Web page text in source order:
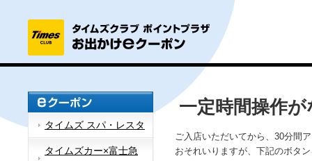
タイムズ スパ・レスタ
タイムズカー×富士急
一定時間操作
ご入店いただいてから、30分間
おそれいりますが、下記のボタ